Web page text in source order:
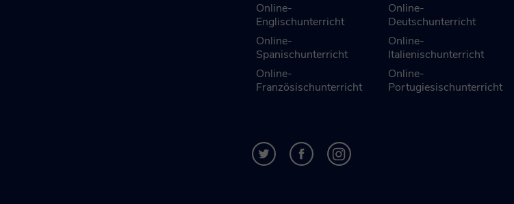
Online-
Englischunterricht
Online-
Spanischunterricht
Online-
Französischunterricht
Online-
Deutschunterricht
Online-
Italienischunterricht
Online-
Portugiesischunterricht